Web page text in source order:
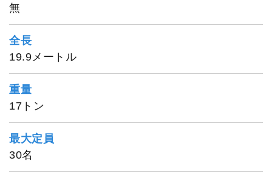
無
全長
19.9メートル
重量
17トン
最大定員
30名